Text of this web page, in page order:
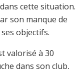
cette situation.
son manque de
objectifs.
valorisé à 30
dans son club,